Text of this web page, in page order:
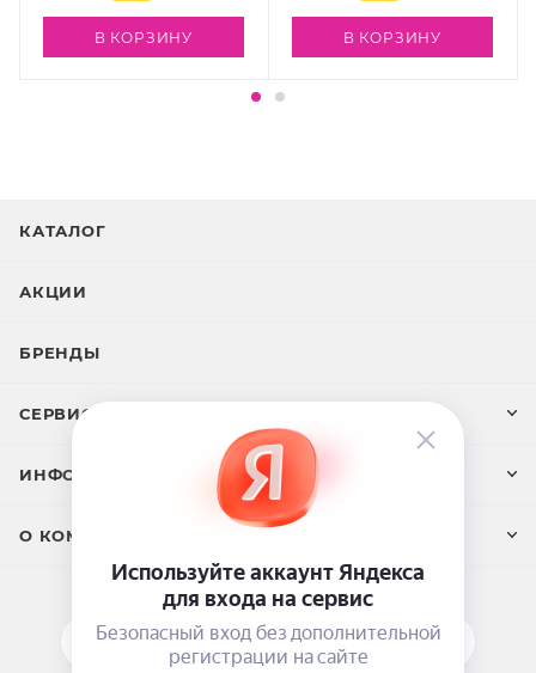
В КОРЗИНУ В КОРЗИНУ
КАТАЛОГ
АКЦИИ
БРЕНДЫ
СЕРВИС И ПОДДЕРЖКА
ИНФОРМАЦИЯ
О КОМПАНИИ
ПОДПИСАТЬСЯ НА РАССЫЛКУ